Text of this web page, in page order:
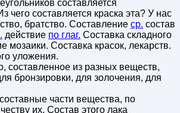
составляется
чего составляется краска эта? У нас
братство. Составление ср. состав
действие по глаг. Составка складного
мозаики. Составка красок, лекарств.
уложения.
составленное из разных веществ,
бронзировки, для золочения, для
составные части вещества, по
их. Состав этого лака